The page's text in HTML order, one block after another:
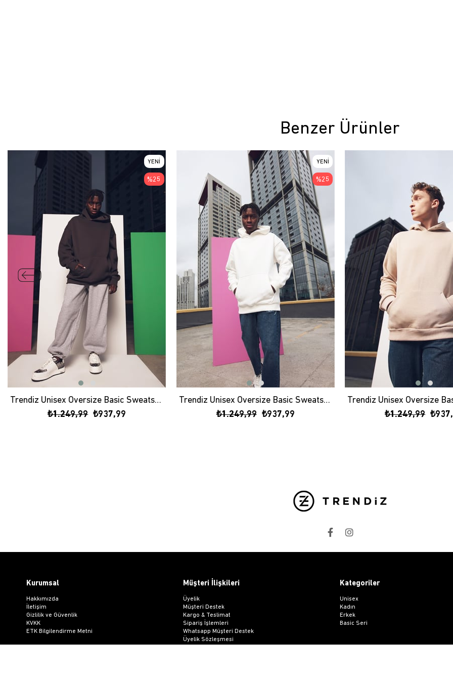
Benzer Ürünler
Trendiz Unisex Oversize Basic Sweatshirt Hoodie Antrasit
₺937,99
₺1.249,99
YENI
ÜRÜN
%25
Trendiz Unisex Oversize Basic Sweatshirt Hoodie Beyaz
₺937,99
₺1.249,99
YENI
ÜRÜN
%25
₺1.249,99
Kurumsal
Hakkımızda
İletişim
Gizlilik ve Güvenlik
KVKK
ETK Bilgilendirme Metni
Müşteri İlişkileri
Üyelik
Müşteri Destek
Kargo & Teslimat
Sipariş İşlemleri
Whatsapp Müşteri Destek
Üyelik Sözleşmesi
Kategoriler
Unisex
Kadın
Erkek
Basic Seri